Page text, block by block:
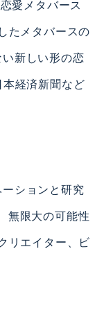
愛メタバース
たメタバースの
新しい形の恋
経済新聞など
ションと研究
無限大の可能性
リエイター、ビ